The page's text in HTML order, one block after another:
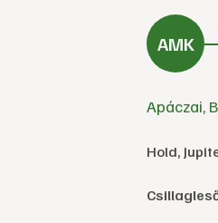
Apáczai,
Hold,